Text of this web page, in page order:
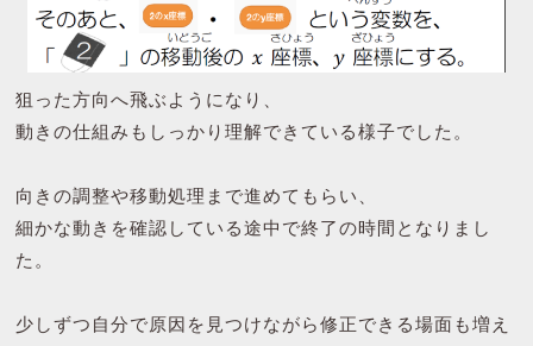
狙った方向へ飛ぶようになり、
動きの仕組みもしっかり理解できている様子でした。
向きの調整や移動処理まで進めてもらい、
細かな動きを確認している途中で終了の時間となりまし
た。
少しずつ自分で原因を見つけながら修正できる場面も増え